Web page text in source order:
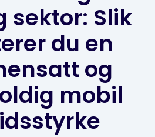
sektor: Slik
du en
og
mobil